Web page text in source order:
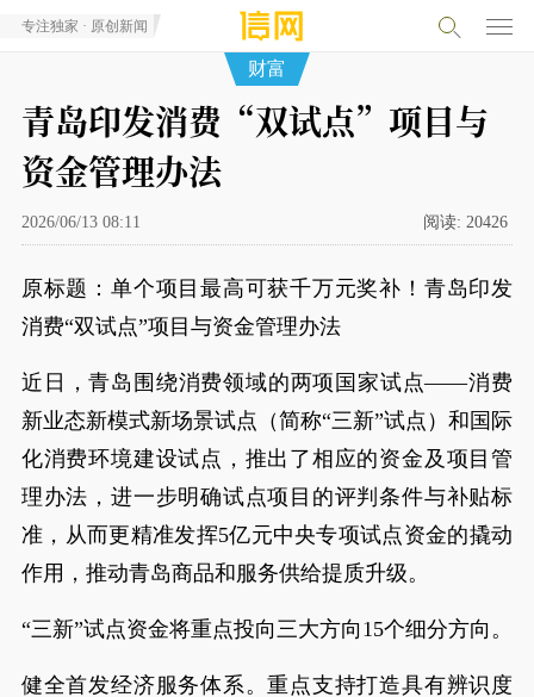
专注独家 · 原创新闻
财富
青岛印发消费“双试点”项目与
资金管理办法
2026/06/13 08:11 阅读: 20426
原标题：单个项目最高可获千万元奖补！青岛印发
消费“双试点”项目与资金管理办法
近日，青岛围绕消费领域的两项国家试点——消费
新业态新模式新场景试点（简称“三新”试点）和国际
化消费环境建设试点，推出了相应的资金及项目管
理办法，进一步明确试点项目的评判条件与补贴标
准，从而更精准发挥5亿元中央专项试点资金的撬动
作用，推动青岛商品和服务供给提质升级。
“三新”试点资金将重点投向三大方向15个细分方向。
健全首发经济服务体系。重点支持打造具有辨识度